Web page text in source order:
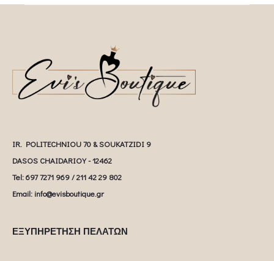
IR. POLITECHNIOU 70 & SOUKATZIDI 9
DASOS CHAIDARIOY - 12462
Tel: 697 7271 969 / 211 42 29 802
Email: info@evisboutique.gr
ΕΞΥΠΗΡΕΤΗΣΗ ΠΕΛΑΤΩΝ